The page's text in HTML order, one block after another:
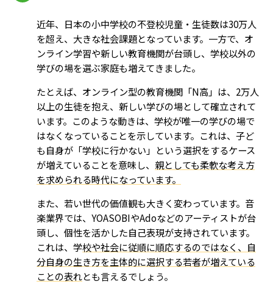
近年、日本の小中学校の不登校児童・生徒数は30万人
を超え、大きな社会課題となっています。一方で、オ
ンライン学習や新しい教育機関が台頭し、学校以外の
学びの場を選ぶ家庭も増えてきました。
たとえば、オンライン型の教育機関「N高」は、2万人
以上の生徒を抱え、新しい学びの場として確立されて
います。このような動きは、学校が唯一の学びの場で
はなくなっていることを示しています。これは、子ど
も自身が「学校に行かない」という選択をするケース
が増えていることを意味し、 親としても柔軟な考え方
を求められる時代になっています。
また、若い世代の価値観も大きく変わっています。音
楽業界では、YOASOBIやAdoなどのアーティストが台
頭し、個性を活かした自己表現が支持されています。
これは、学校や社会に従順に順応するのではなく、自
分自身の生き方を主体的に選択する若者が増えている
ことの表れとも言えるでしょう。